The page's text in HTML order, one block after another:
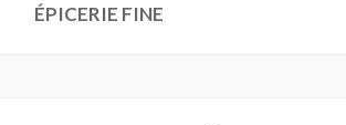
ÉPICERIE FINE